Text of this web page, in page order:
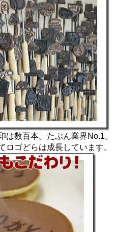
は数百本。たぶん業界No.1。
ロゴどらは成長しています。